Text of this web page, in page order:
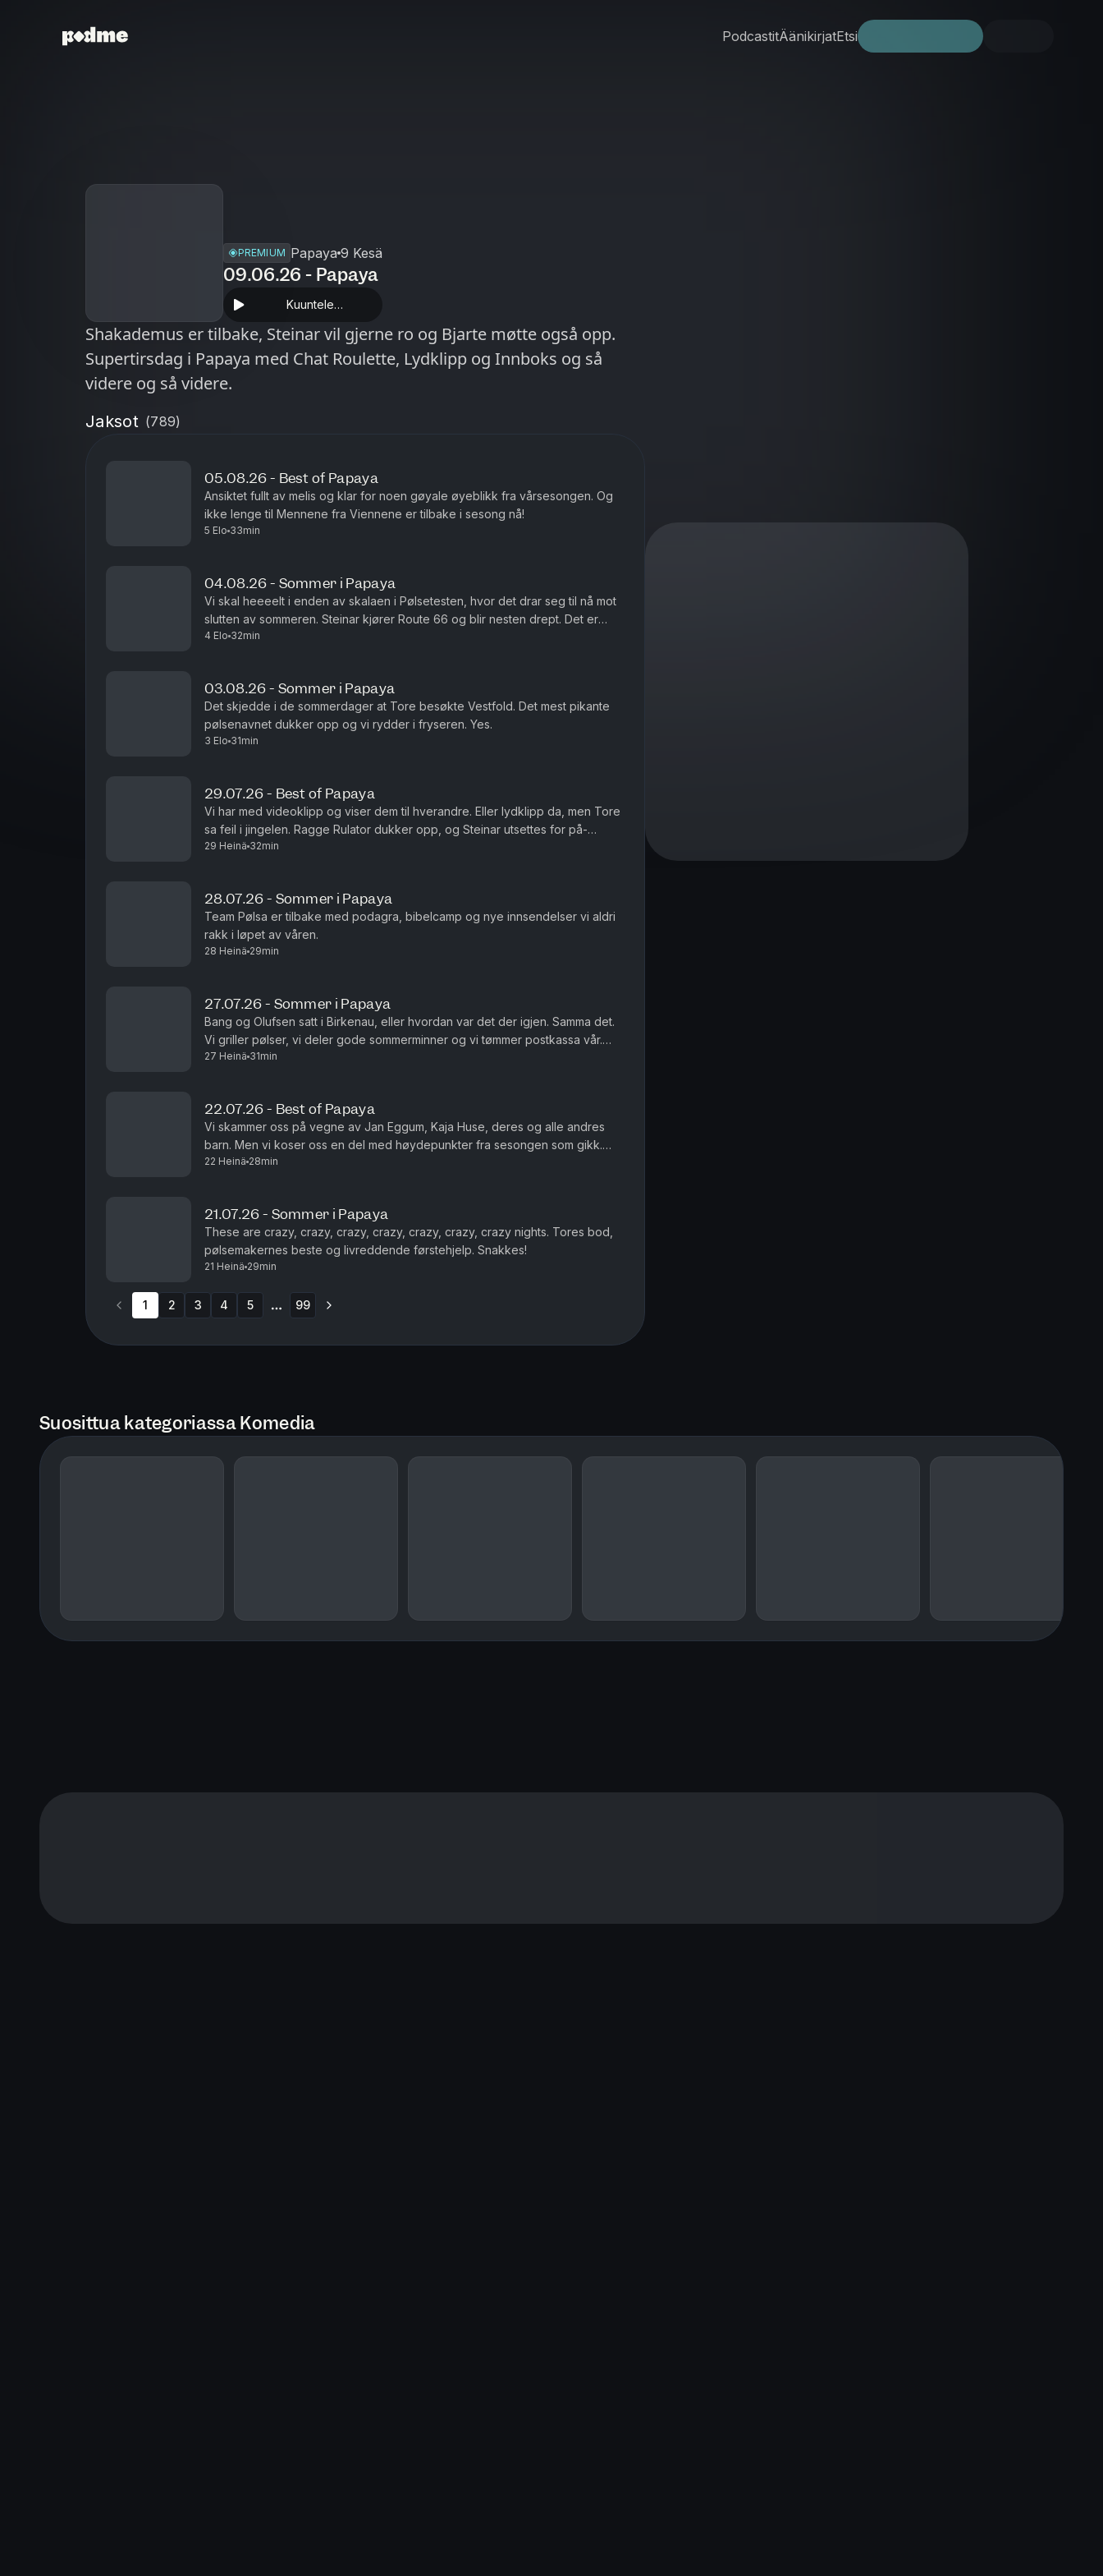
PodcastitÄänikirjatEtsi
PREMIUM Papaya 9 Kesä
09.06.26 - Papaya
Kuuntele
Shakademus er tilbake, Steinar vil gjerne ro og Bjarte møtte også opp.
Supertirsdag i Papaya med Chat Roulette, Lydklipp og Innboks og så
videre og så videre.
Jaksot (789)
05.08.26 - Best of Papaya
Ansiktet fullt av melis og klar for noen gøyale øyeblikk fra vårsesongen. Og
ikke lenge til Mennene fra Viennene er tilbake i sesong nå!
5 Elo 33min
04.08.26 - Sommer i Papaya
Vi skal heeeelt i enden av skalaen i Pølsetesten, hvor det drar seg til nå mot
slutten av sommeren. Steinar kjører Route 66 og blir nesten drept. Det er
sommerminne det!
4 Elo 32min
03.08.26 - Sommer i Papaya
Det skjedde i de sommerdager at Tore besøkte Vestfold. Det mest pikante
pølsenavnet dukker opp og vi rydder i fryseren. Yes.
3 Elo 31min
29.07.26 - Best of Papaya
Vi har med videoklipp og viser dem til hverandre. Eller lydklipp da, men Tore
sa feil i jingelen. Ragge Rulator dukker opp, og Steinar utsettes for på-
bekostnings-humor. Som vanlig. Dette en en liten ...
29 Heinä 32min
28.07.26 - Sommer i Papaya
Team Pølsa er tilbake med podagra, bibelcamp og nye innsendelser vi aldri
rakk i løpet av våren.
28 Heinä 29min
27.07.26 - Sommer i Papaya
Bang og Olufsen satt i Birkenau, eller hvordan var det der igjen. Samma det.
Vi griller pølser, vi deler gode sommerminner og vi tømmer postkassa vår.
Det er fint.
27 Heinä 31min
22.07.26 - Best of Papaya
Vi skammer oss på vegne av Jan Eggum, Kaja Huse, deres og alle andres
barn. Men vi koser oss en del med høydepunkter fra sesongen som gikk.
Legendene Ole Soo og Shakademus Tandrevold dukker opp. HEI!
22 Heinä 28min
21.07.26 - Sommer i Papaya
These are crazy, crazy, crazy, crazy, crazy, crazy, crazy nights. Tores bod,
pølsemakernes beste og livreddende førstehjelp. Snakkes!
21 Heinä 29min
1 2 3 4 5 99
Suosittua kategoriassa Komedia